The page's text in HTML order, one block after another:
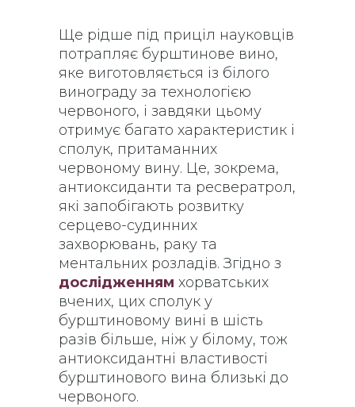
Ще рідше під приціл науковців
потрапляє бурштинове вино,
яке виготовляється із білого
винограду за технологією
червоного, і завдяки цьому
отримує багато характеристик і
сполук, притаманних
червоному вину. Це, зокрема,
антиоксиданти та ресвератрол,
які запобігають розвитку
серцево-судинних
захворювань, раку та
ментальних розладів. Згідно з
дослідженням хорватських
вчених, цих сполук у
бурштиновому вині в шість
разів більше, ніж у білому, тож
антиоксидантні властивості
бурштинового вина близькі до
червоного.